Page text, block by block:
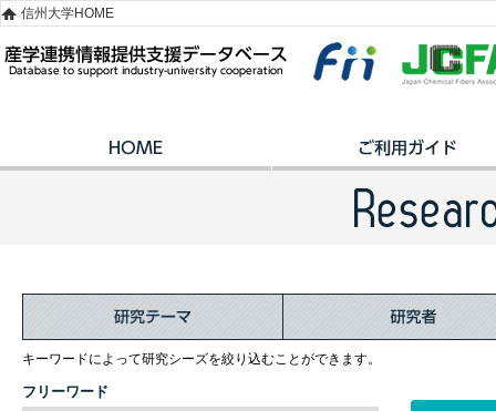
信州大学HOME
キーワードによって研究シーズを絞り込むことができます。
フリーワード